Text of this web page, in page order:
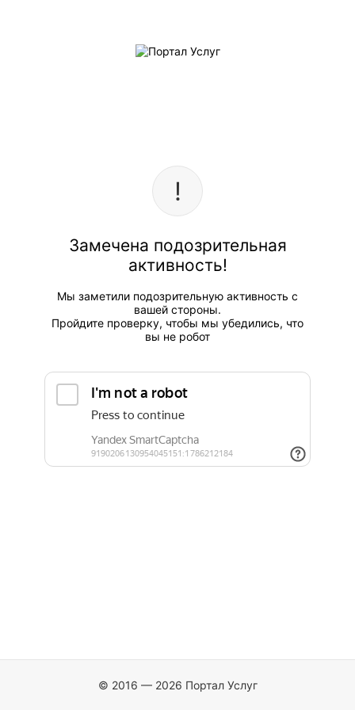
Замечена подозрительная
активность!
Мы заметили подозрительную активность с
вашей стороны.
Пройдите проверку, чтобы мы убедились, что
вы не робот
© 2016 — 2026 Портал Услуг